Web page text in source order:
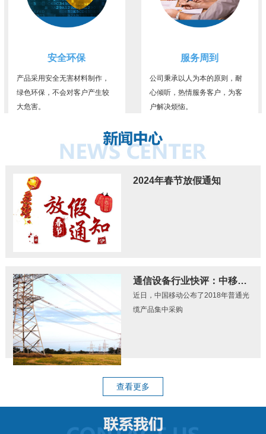
安全环保
产品采用安全无害材料制作，
绿色环保，不会对客户产生较
大危害。
服务周到
公司秉承以人为本的原则，耐
心倾听，热情服务客户，为客
户解决烦恼。
2024年春节放假通知
通信设备行业快评：中移动光缆集采招标结果公布 量价齐升逻辑继续践行
近日，中国移动公布了2018年普通光
缆产品集中采购
查看更多